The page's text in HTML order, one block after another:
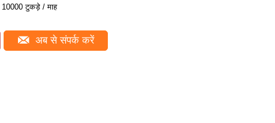
10000 टुकड़े / माह
अब से संपर्क करें